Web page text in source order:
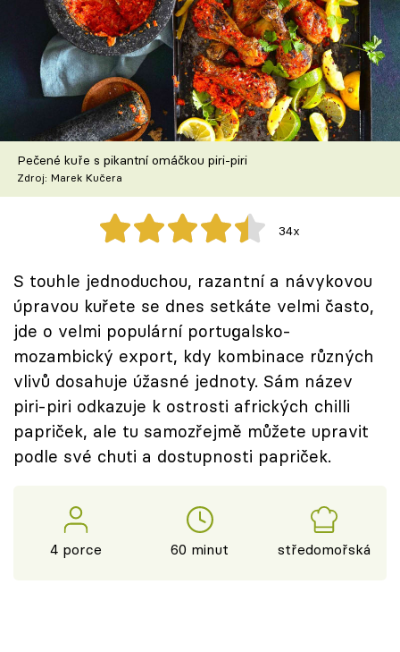
TV Program
Škola vaření
Recepty z TV
Speciál: Cuketa
Těhotnej kuchař
Přihlášení
Sledujte nás
Pečené kuře s pikantní omáčkou piri-piri
Zdroj: Marek Kučera
34x
S touhle jednoduchou, razantní a návykovou
úpravou kuřete se dnes setkáte velmi často,
jde o velmi populární portugalsko-
mozambický export, kdy kombinace různých
vlivů dosahuje úžasné jednoty. Sám název
piri-piri odkazuje k ostrosti afrických chilli
papriček, ale tu samozřejmě můžete upravit
podle své chuti a dostupnosti papriček.
4 porce 60 minut středomořská